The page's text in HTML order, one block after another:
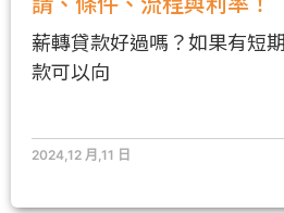
薪轉貸款好過嗎？如果有短
款可以向
2024,12 月,11 日